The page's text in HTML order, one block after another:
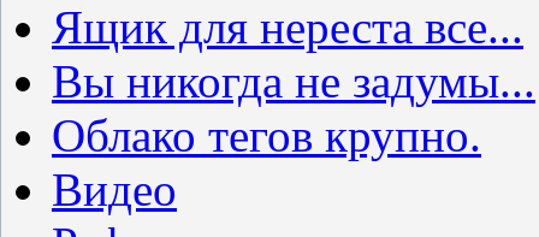
Ящик для нереста все...
Вы никогда не задумы...
Облако тегов крупно.
Видео